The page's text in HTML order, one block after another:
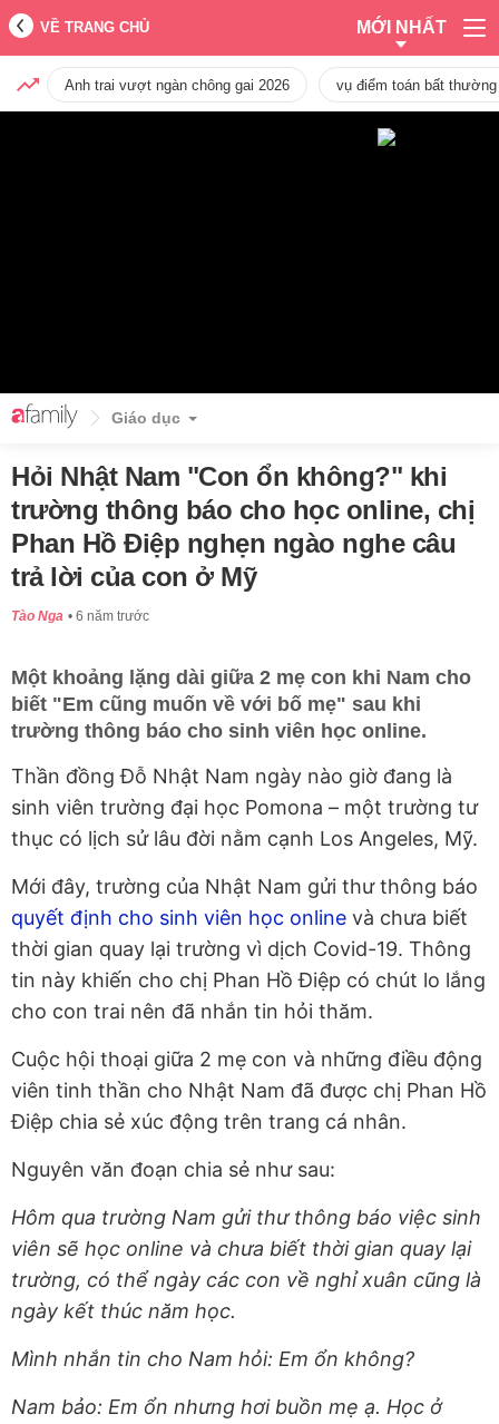
VỀ TRANG CHỦ MỚI NHẤT
Anh trai vượt ngàn chông gai 2026 vụ điểm toán bất
Giáo dục
Hỏi Nhật Nam "Con ổn không?" khi
trường thông báo cho học online, chị
Phan Hồ Điệp nghẹn ngào nghe câu
trả lời của con ở Mỹ
Tào Nga 6 năm trước
Một khoảng lặng dài giữa 2 mẹ con khi Nam cho
biết "Em cũng muốn về với bố mẹ" sau khi
trường thông báo cho sinh viên học online.
Thần đồng Đỗ Nhật Nam ngày nào giờ đang là
sinh viên trường đại học Pomona – một trường tư
thục có lịch sử lâu đời nằm cạnh Los Angeles, Mỹ.
Mới đây, trường của Nhật Nam gửi thư thông báo
quyết định cho sinh viên học online và chưa biết
thời gian quay lại trường vì dịch Covid-19. Thông
tin này khiến cho chị Phan Hồ Điệp có chút lo lắng
cho con trai nên đã nhắn tin hỏi thăm.
Cuộc hội thoại giữa 2 mẹ con và những điều động
viên tinh thần cho Nhật Nam đã được chị Phan Hồ
Điệp chia sẻ xúc động trên trang cá nhân.
Nguyên văn đoạn chia sẻ như sau:
Hôm qua trường Nam gửi thư thông báo việc sinh
viên sẽ học online và chưa biết thời gian quay lại
trường, có thể ngày các con về nghỉ xuân cũng là
ngày kết thúc năm học.
Mình nhắn tin cho Nam hỏi: Em ổn không?
Nam bảo: Em ổn nhưng hơi buồn mẹ ạ. Học ở